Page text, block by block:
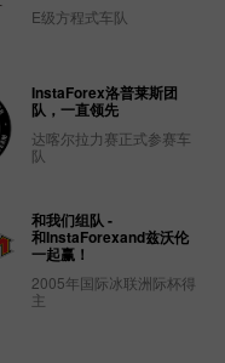
E级方程式车队
InstaForex洛普莱斯团
队，一直领先
达喀尔拉力赛正式参赛车
队
和我们组队 -
和InstaForexand兹沃伦
一起赢！
2005年国际冰联洲际杯得
主